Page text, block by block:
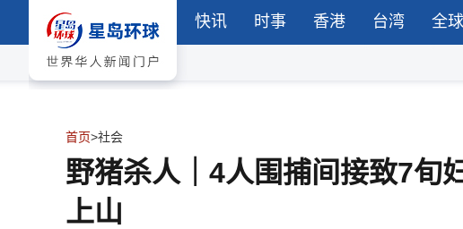
快讯 时事 香港 台湾 全球
首页>社会
野猪杀人｜4人围捕间接致7旬
上山